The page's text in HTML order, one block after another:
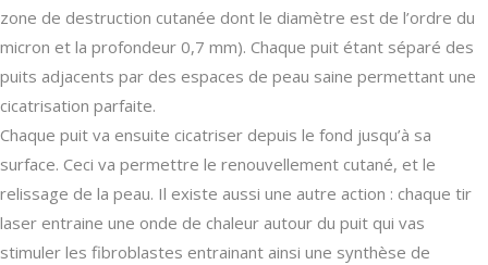
zone de destruction cutanée dont le diamètre est de l’ordre du
micron et la profondeur 0,7 mm). Chaque puit étant séparé des
puits adjacents par des espaces de peau saine permettant une
cicatrisation parfaite.
Chaque puit va ensuite cicatriser depuis le fond jusqu’à sa
surface. Ceci va permettre le renouvellement cutané, et le
relissage de la peau. Il existe aussi une autre action : chaque tir
laser entraine une onde de chaleur autour du puit qui vas
stimuler les fibroblastes entrainant ainsi une synthèse de